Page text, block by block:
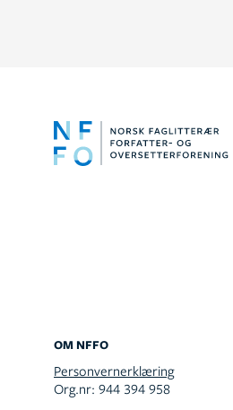
OM NFFO
Personvernerklæring
Org.nr: 944 394 958